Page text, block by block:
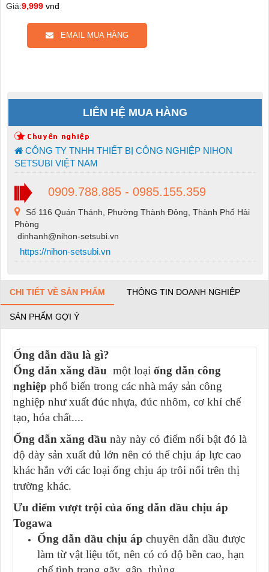
Giá:9,999 vnđ
EMAIL MUA HÀNG
LIÊN HỆ MUA HÀNG
CÔNG TY TNHH THIẾT BỊ CÔNG NGHIỆP NIHON
SETSUBI VIỆT NAM
0909.788.885 - 0985.155.359
Số 116 Quán Thánh, Phường Thành Đông, Thành Phố Hải
Phòng
dinhanh@nihon-setsubi.vn
https://nihon-setsubi.vn
CHI TIẾT VỀ SẢN PHẨM THÔNG TIN DOANH NGHIỆP
SẢN PHẨM GỢI Ý
Ống dẫn dầu là gì?
Ống dẫn xăng dầu một loại ống dẫn công
nghiệp phổ biến trong các nhà máy sản công
nghiệp như xuất đúc nhựa, đúc nhôm, cơ khí chế
tạo, hóa chất....
Ống dẫn xăng dầu này này có điểm nổi bật đó là
độ dày sản xuất đủ lớn nên có thể chịu áp lực cao
khác hẳn với các loại ống chịu áp trôi nổi trên thị
trường khác.
Ưu điểm vượt trội của ống dẫn dầu chịu áp
Togawa
Ống dẫn dầu chịu áp chuyên dẫn dầu được
làm từ vật liệu tốt, nên có có độ bền cao, hạn